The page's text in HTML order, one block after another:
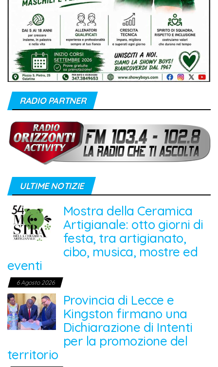
RADIO PARTNER
ULTIME NOTIZIE
Mostra della Ceramica
Artigianale: otto giorni di
festa, tra artigianato,
cibo, musica, mostre ed
eventi
6 Agosto 2026
Provincia di Lecce e
Kingston firmano una
Dichiarazione di Intenti
per la promozione del
territorio